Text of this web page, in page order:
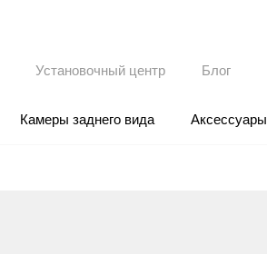
Установочный центр Блог
Камеры заднего вида Аксессуары